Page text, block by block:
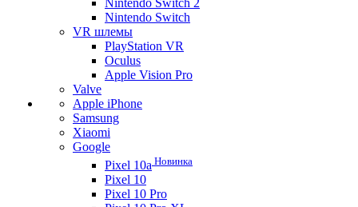
Nintendo Switch 2
Nintendo Switch
VR шлемы
PlayStation VR
Oculus
Apple Vision Pro
Valve
Apple iPhone
Samsung
Xiaomi
Google
Pixel 10a Новинка
Pixel 10
Pixel 10 Pro